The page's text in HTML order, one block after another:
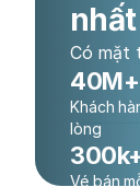
Có mặt
40M+
Khách
lòng
Vé bán